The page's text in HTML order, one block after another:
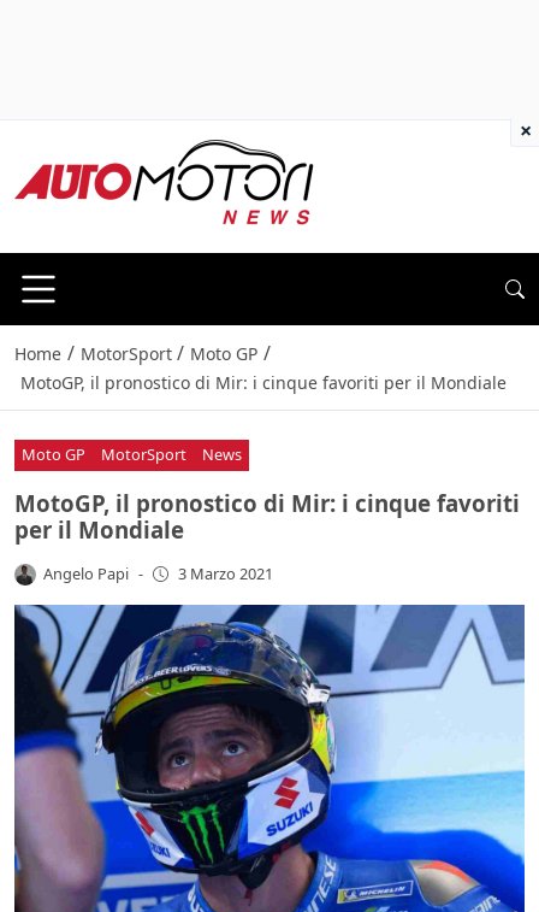
Home / MotorSport / Moto GP /
MotoGP, il pronostico di Mir: i cinque favoriti per il Mondiale
Moto GP MotorSport News
MotoGP, il pronostico di Mir: i cinque favoriti
per il Mondiale
Angelo Papi - 3 Marzo 2021
×